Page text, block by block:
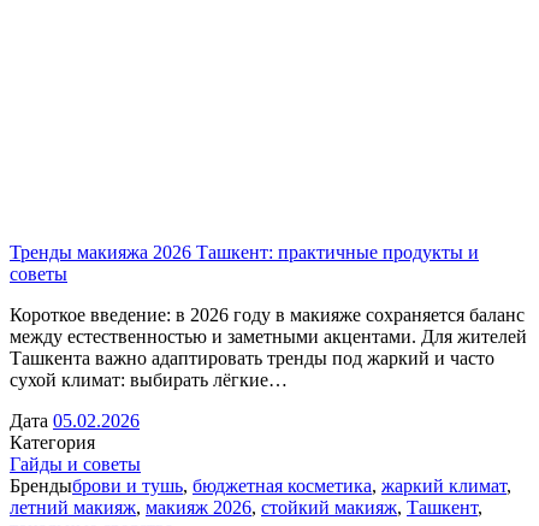
Тренды макияжа 2026 Ташкент: практичные продукты и
советы
Короткое введение: в 2026 году в макияже сохраняется баланс
между естественностью и заметными акцентами. Для жителей
Ташкента важно адаптировать тренды под жаркий и часто
сухой климат: выбирать лёгкие…
Дата 05.02.2026
Категория
Гайды и советы
Брендыброви и тушь, бюджетная косметика, жаркий климат,
летний макияж, макияж 2026, стойкий макияж, Ташкент,